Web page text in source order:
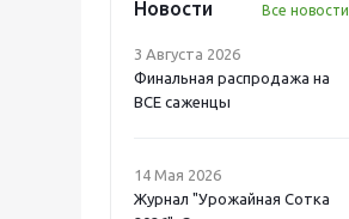
Новости Все новости
3 Августа 2026
Финальная распродажа на
ВСЕ саженцы
14 Мая 2026
Журнал "Урожайная Сотка